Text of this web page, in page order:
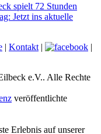
spielt 72 Stunden
Jetzt ins aktuelle
| Kontakt | |
e.V.. Alle Rechte
veröffentlichte
Erlebnis auf unserer